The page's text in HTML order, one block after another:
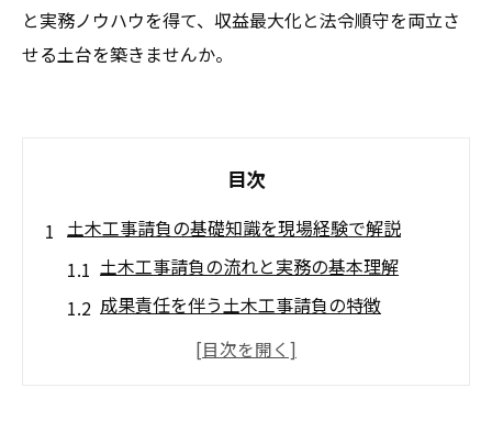
と実務ノウハウを得て、収益最大化と法令順守を両立さ
せる土台を築きませんか。
目次
土木工事請負の基礎知識を現場経験で解説
土木工事請負の流れと実務の基本理解
成果責任を伴う土木工事請負の特徴
現場視点で見る請負と常用の違い分析